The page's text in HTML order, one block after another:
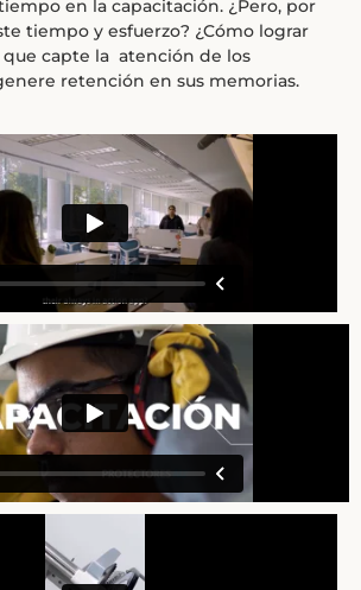
en la capacitación. ¿Pero, por
tiempo y esfuerzo? ¿Cómo lograr
que capte la atención de los
retención en sus memorias.